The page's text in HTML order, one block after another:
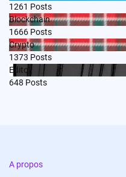
1261 Posts
Blockchain
1666 Posts
Crypto
1373 Posts
Edito
648 Posts
A propos